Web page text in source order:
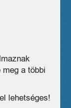
meg a többi
lehetséges!